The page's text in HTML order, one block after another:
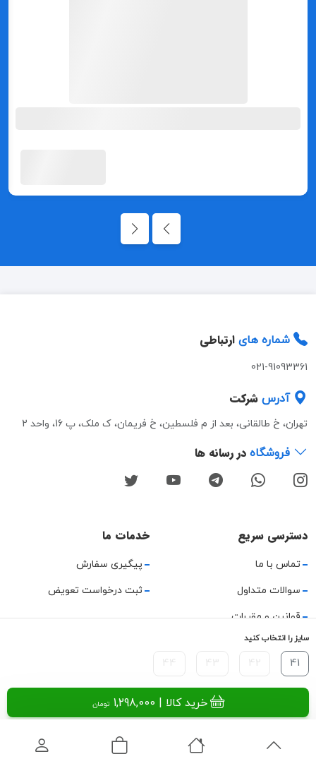
سایز را انتخاب کنید
41
خرید کالا تومان
شماره های ارتباطی
021-91093361
آدرس شرکت
تهران، خ طالقانی، بعد از م فلسطین، خ فریمان، ک ملک، پ 16، واحد 2
فروشگاه در رسانه ها
دسترسی سریع
تماس با ما
سوالات متداول
قوانین و مقررات
حریم خصوصی
راهنمای استفاده
خدمات ما
پیگیری سفارش
ثبت درخواست تعویض
تمامی حقوق این وب‌سایت و محتوای آن متعلق به میمارکت است. ©